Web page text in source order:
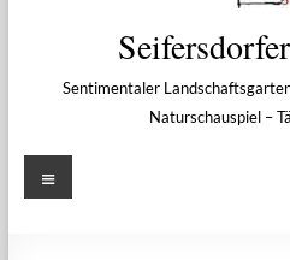
Sentimentaler
Naturschauspiel –
Menü